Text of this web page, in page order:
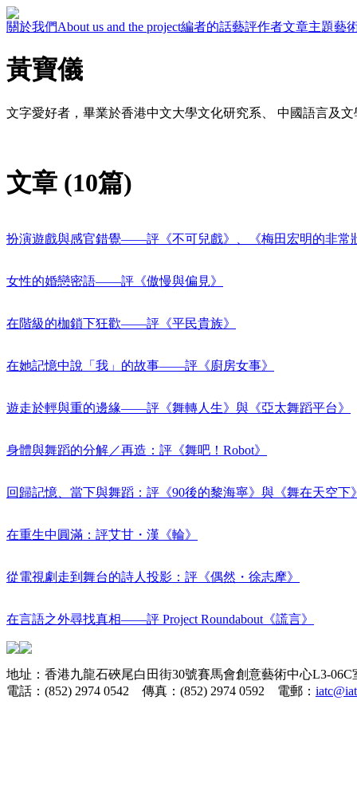
關於我們About us and the project編者的話藝評作者文章主題藝
黃寶儀
文字愛好者，畢業於香港中文大學文化研究系、 中國語言及文
文章 (10篇)
扮演遊戲與感官錯覺——評《不可兒戲》、《梅田宏明的非常
女性的婚戀密語——評《傲慢與偏見》
在階級的枷鎖下狂歡——評《平民貴族》
在她記憶中說「我」的故事——評《廚房女事》
遊走於輕與重的邊緣——評《舞轉人生》與《亞太舞蹈平台》
身體與舞蹈的分解／再造：評《舞吧！Robot》
回歸記憶、當下與舞蹈：評《90後的黎海寧》與《舞在天空下
在重生中圓滿：評艾甘・漢《輪》
從電視劇走到舞台的詩人投影：評《偶然・徐志摩》
在言語之外尋找真相——評 Project Roundabout《謊言》
地址：香港九龍石硤尾白田街30號賽馬會創意藝術中心L3-06C
電話：(852) 2974 0542 傳真：(852) 2974 0592 電郵：